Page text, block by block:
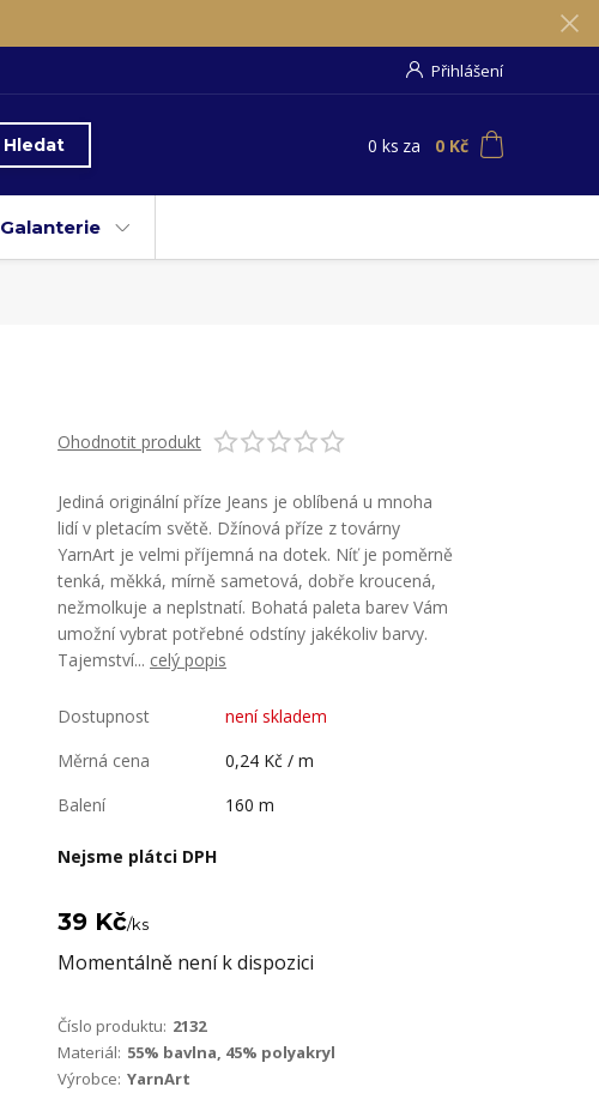
Přihlášení
Hledat 0 ks za 0 Kč
Galanterie
Ohodnotit produkt
Jediná originální příze Jeans je oblíbená u mnoha
lidí v pletacím světě. Džínová příze z továrny
YarnArt je velmi příjemná na dotek. Níť je poměrně
tenká, měkká, mírně sametová, dobře kroucená,
nežmolkuje a neplstnatí. Bohatá paleta barev Vám
umožní vybrat potřebné odstíny jakékoliv barvy.
Tajemství... celý popis
Dostupnost
není skladem
Měrná cena
0,24 Kč / m
Balení
160 m
Nejsme plátci DPH
39 Kč/ks
Momentálně není k dispozici
Číslo produktu: 2132
Materiál: 55% bavlna, 45% polyakryl
Výrobce: YarnArt